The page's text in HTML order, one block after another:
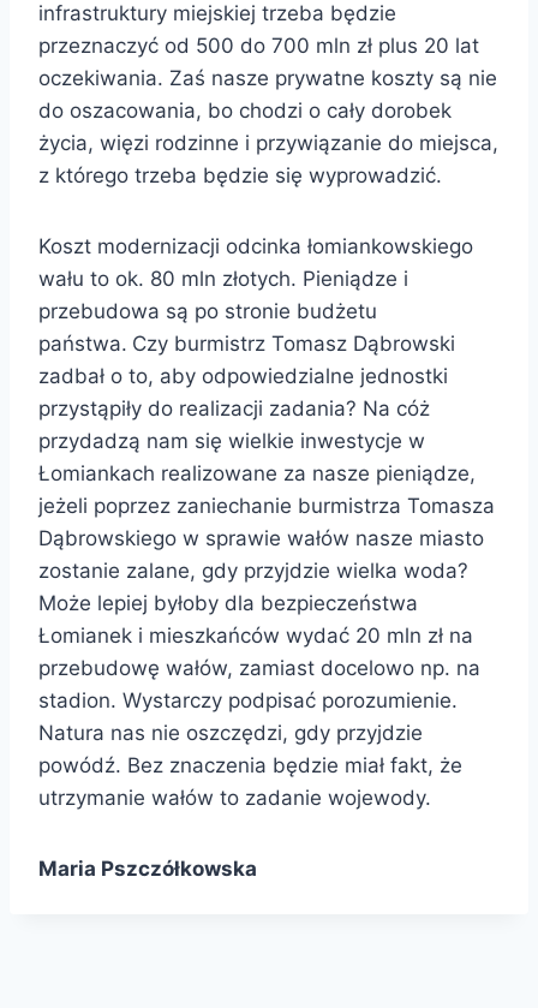
infrastruktury miejskiej trzeba będzie
przeznaczyć od 500 do 700 mln zł plus 20 lat
oczekiwania. Zaś nasze prywatne koszty są nie
do oszacowania, bo chodzi o cały dorobek
życia, więzi rodzinne i przywiązanie do miejsca,
z którego trzeba będzie się wyprowadzić.
Koszt modernizacji odcinka łomiankowskiego
wału to ok. 80 mln złotych. Pieniądze i
przebudowa są po stronie budżetu
państwa. Czy burmistrz Tomasz Dąbrowski
zadbał o to, aby odpowiedzialne jednostki
przystąpiły do realizacji zadania? Na cóż
przydadzą nam się wielkie inwestycje w
Łomiankach realizowane za nasze pieniądze,
jeżeli poprzez zaniechanie burmistrza Tomasza
Dąbrowskiego w sprawie wałów nasze miasto
zostanie zalane, gdy przyjdzie wielka woda?
Może lepiej byłoby dla bezpieczeństwa
Łomianek i mieszkańców wydać 20 mln zł na
przebudowę wałów, zamiast docelowo np. na
stadion. Wystarczy podpisać porozumienie.
Natura nas nie oszczędzi, gdy przyjdzie
powódź. Bez znaczenia będzie miał fakt, że
utrzymanie wałów to zadanie wojewody.
Maria Pszczółkowska